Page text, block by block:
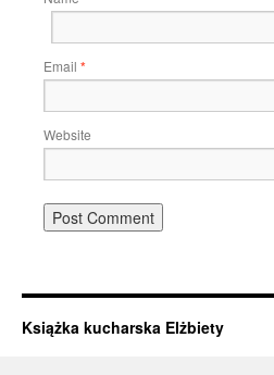
Email *
Website
Książka kucharska Elżbiety